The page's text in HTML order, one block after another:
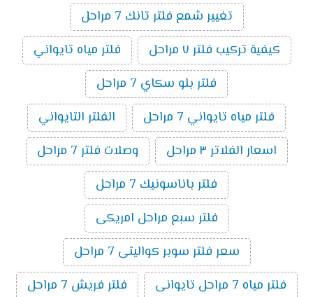
تغيير شمع فلتر تانك 7 مراحل
كيفية تركيب فلتر ٧ مراحل
فلتر مياه تايواني
فلتر بلو سكاي 7 مراحل
فلتر مياه تايواني 7 مراحل
الفلتر التايواني
اسعار الفلاتر ٣ مراحل
وصلات فلتر 7 مراحل
فلتر باناسونيك 7 مراحل
فلتر سبع مراحل امريكى
سعر فلتر سوبر كواليتى 7 مراحل
فلتر مياه 7 مراحل تايوانى
فلتر فريش 7 مراحل